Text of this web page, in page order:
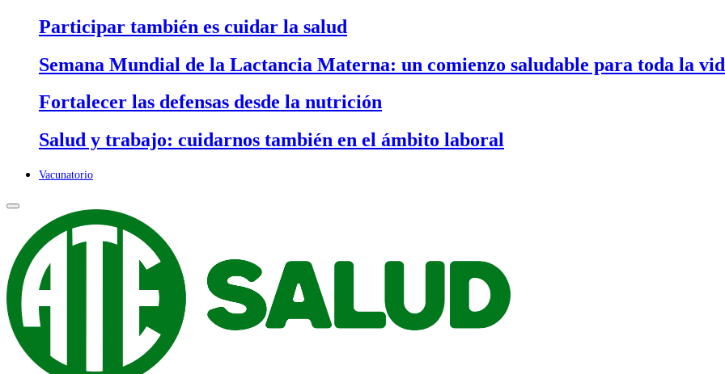
Participar también es cuidar la salud
Semana Mundial de la Lactancia Materna: un comienzo saludable para toda la
Fortalecer las defensas desde la nutrición
Salud y trabajo: cuidarnos también en el ámbito laboral
Vacunatorio